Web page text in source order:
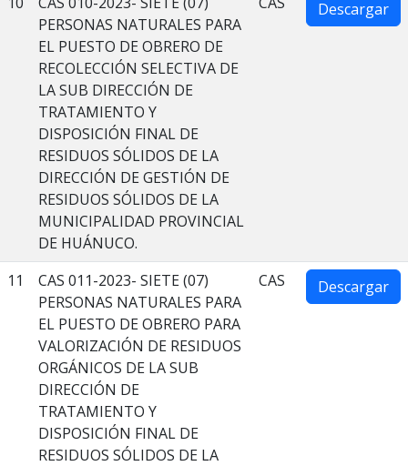
PERSONAS NATURALES PARA
EL PUESTO DE OBRERO DE
RECOLECCIÓN SELECTIVA DE
LA SUB DIRECCIÓN DE
TRATAMIENTO Y
DISPOSICIÓN FINAL DE
RESIDUOS SÓLIDOS DE LA
DIRECCIÓN DE GESTIÓN DE
RESIDUOS SÓLIDOS DE LA
MUNICIPALIDAD PROVINCIAL
DE HUÁNUCO.
Descargar
11
CAS 011-2023- SIETE (07)
PERSONAS NATURALES PARA
EL PUESTO DE OBRERO PARA
VALORIZACIÓN DE RESIDUOS
ORGÁNICOS DE LA SUB
DIRECCIÓN DE
TRATAMIENTO Y
DISPOSICIÓN FINAL DE
RESIDUOS SÓLIDOS DE LA
CAS Descargar